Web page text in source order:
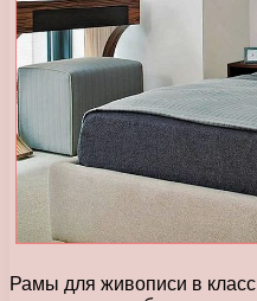
Рамы для живописи в